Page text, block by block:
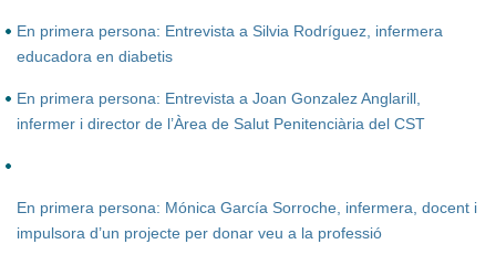
En primera persona: Entrevista a Silvia Rodríguez, infermera
educadora en diabetis
En primera persona: Entrevista a Joan Gonzalez Anglarill,
infermer i director de l’Àrea de Salut Penitenciària del CST
En primera persona: Mónica García Sorroche, infermera, docent i
impulsora d’un projecte per donar veu a la professió